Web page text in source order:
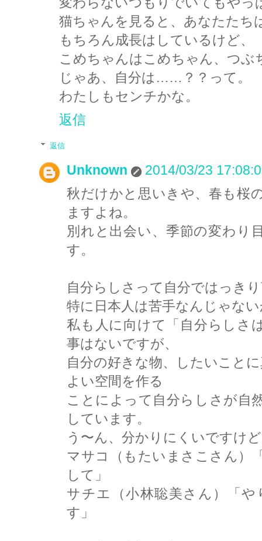
猫ちゃんを見ると、あなたたち
もちろん成長はしているけど、
こめちゃんはこめちゃん、つぶ
じゃあ、自分は……？？って。
わたしもセンチかな。
返信
返信
Unknown
2014/03/23
秋だけかと思いきや、春も桜
ますよね。
別れと出会い、季節の変わり
す。
自分らしさって自分ではっき
特に日本人は苦手なんじゃな
私も人に向けて「自分らしさ
事はないですが、
自分の好きな物、したいこと
よい空間を作る
ことによって自分らしさが自
しています。
う〜ん、分かりにくいですけ
マサコ（もたいまさこさん）
して」
サチエ（小林聡美さん）「
す」